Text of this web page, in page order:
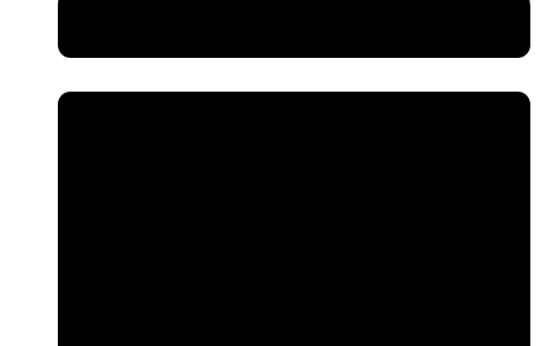
migrar de uma oferta de “produtos” isolados para
qualidade, produtos de síntese convencionais (em doses otimizadas e